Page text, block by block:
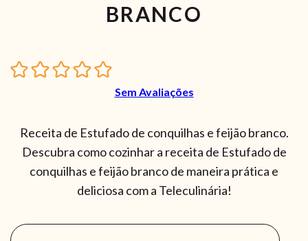
BRANCO
Sem Avaliações
Receita de Estufado de conquilhas e feijão branco.
Descubra como cozinhar a receita de Estufado de
conquilhas e feijão branco de maneira prática e
deliciosa com a Teleculinária!